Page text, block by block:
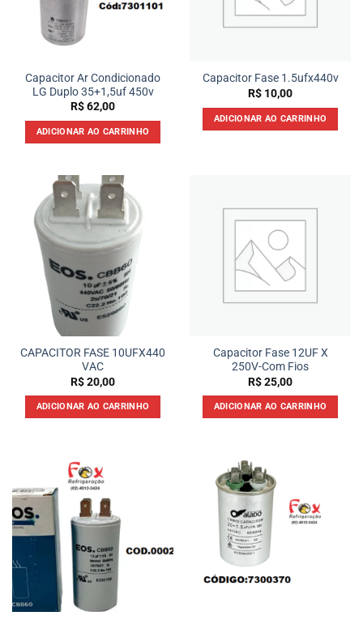
Capacitor Ar Condicionado
LG Duplo 35+1,5uf 450v
R$62,00
ADICIONAR AO CARRINHO
Capacitor Fase 1.5ufx440v
R$ 10,00
ADICIONAR AO CARRINHO
CAPACITOR FASE 10UFX440
VAC
R$20,00
ADICIONAR AO CARRINHO
Capacitor Fase 12UF X
250V-Com Fios
R$25,00
ADICIONAR AO CARRINHO